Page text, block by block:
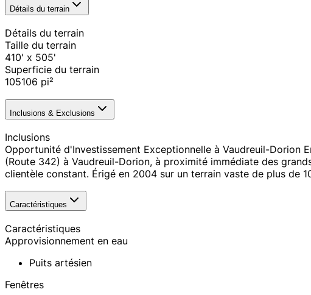
Détails du terrain
Détails du terrain
Taille du terrain
410' x 505'
Superficie du terrain
105106 pi²
Inclusions & Exclusions
Inclusions
Opportunité d'Investissement Exceptionnelle à Vaudreuil-Dorion
(Route 342) à Vaudreuil-Dorion, à proximité immédiate des
clientèle constant. Érigé en 2004 sur un terrain vaste de plus de
Caractéristiques
Caractéristiques
Approvisionnement en eau
Puits artésien
Fenêtres